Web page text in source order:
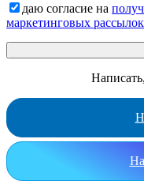
даю согласие на
маркетинговых